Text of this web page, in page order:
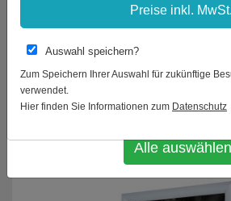
Zur Übersicht Artikel
Klapprahmen CLASSIC
Profil
Weitere Infos
Datenschutz Impressum
Alle
Preise inkl. MwSt.
Auswahl speichern?
Zum Speichern Ihrer Auswahl für zukünftige
verwendet.
Hier finden Sie Informationen zum Datenschutz